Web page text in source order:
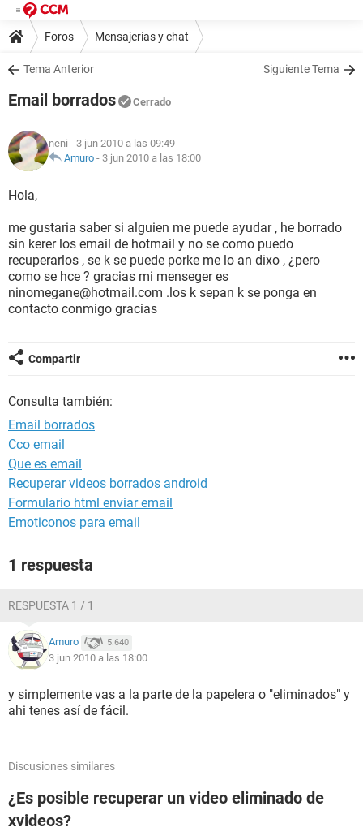
Foros Mensajerías y chat
Tema Anterior Siguiente Tema
Email borrados Cerrado
neni - 3 jun 2010 a las 09:49
Amuro - 3 jun 2010 a las 18:00
Hola,
me gustaria saber si alguien me puede ayudar , he borrado
sin kerer los email de hotmail y no se como puedo
recuperarlos , se k se puede porke me lo an dixo , ¿pero
como se hce ? gracias mi menseger es
ninomegane@hotmail.com .los k sepan k se ponga en
contacto conmigo gracias
Compartir
Consulta también:
Email borrados
Cco email
Que es email
Recuperar videos borrados android
Formulario html enviar email
Emoticonos para email
1 respuesta
RESPUESTA 1 / 1
Amuro 5.640
3 jun 2010 a las 18:00
y simplemente vas a la parte de la papelera o "eliminados" y
ahi tenes así de fácil.
Discusiones similares
¿Es posible recuperar un video eliminado de
xvideos?